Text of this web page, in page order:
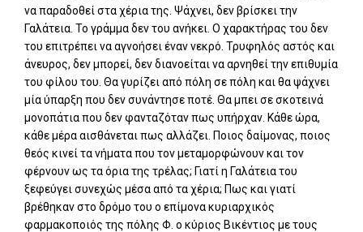
να παραδοθεί στα χέρια της. Ψάχνει, δεν βρίσκει την
Γαλάτεια. Το γράμμα δεν του ανήκει. Ο χαρακτήρας του δεν
του επιτρέπει να αγνοήσει έναν νεκρό. Τρυφηλός αστός και
άνευρος, δεν μπορεί, δεν διανοείται να αρνηθεί την επιθυμία
του φίλου του. Θα γυρίζει από πόλη σε πόλη και θα ψάχνει
μία ύπαρξη που δεν συνάντησε ποτέ. Θα μπει σε σκοτεινά
μονοπάτια που δεν φανταζόταν πως υπήρχαν. Κάθε ώρα,
κάθε μέρα αισθάνεται πως αλλάζει. Ποιος δαίμονας, ποιος
θεός κινεί τα νήματα που τον μεταμορφώνουν και τον
φέρνουν ως τα όρια της τρέλας; Γιατί η Γαλάτεια του
ξεφεύγει συνεχώς μέσα από τα χέρια; Πως και γιατί
βρέθηκαν στο δρόμο του ο επίμονα κυριαρχικός
φαρμακοποιός της πόλης Φ. ο κύριος Βικέντιος με τους